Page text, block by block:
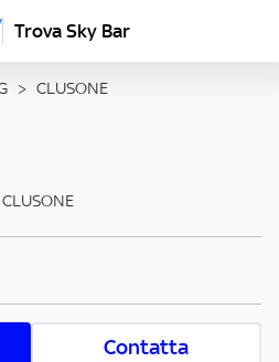
Trova Sky Bar
> CLUSONE
CLUSONE
Contatta